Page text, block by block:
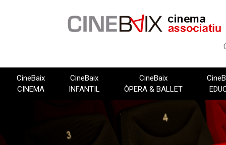
CineBaix
CINEMA
CineBaix
INFANTIL
CineBaix
ÒPERA & BALLET